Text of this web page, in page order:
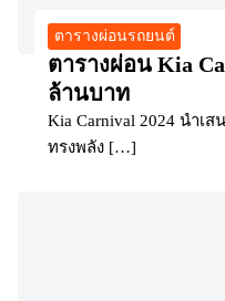
ตารางผ่อนรถยนต์
ตารางผ่อน Kia
ล้านบาท
Kia Carnival 2024 นำเ
ทรงพลัง […]